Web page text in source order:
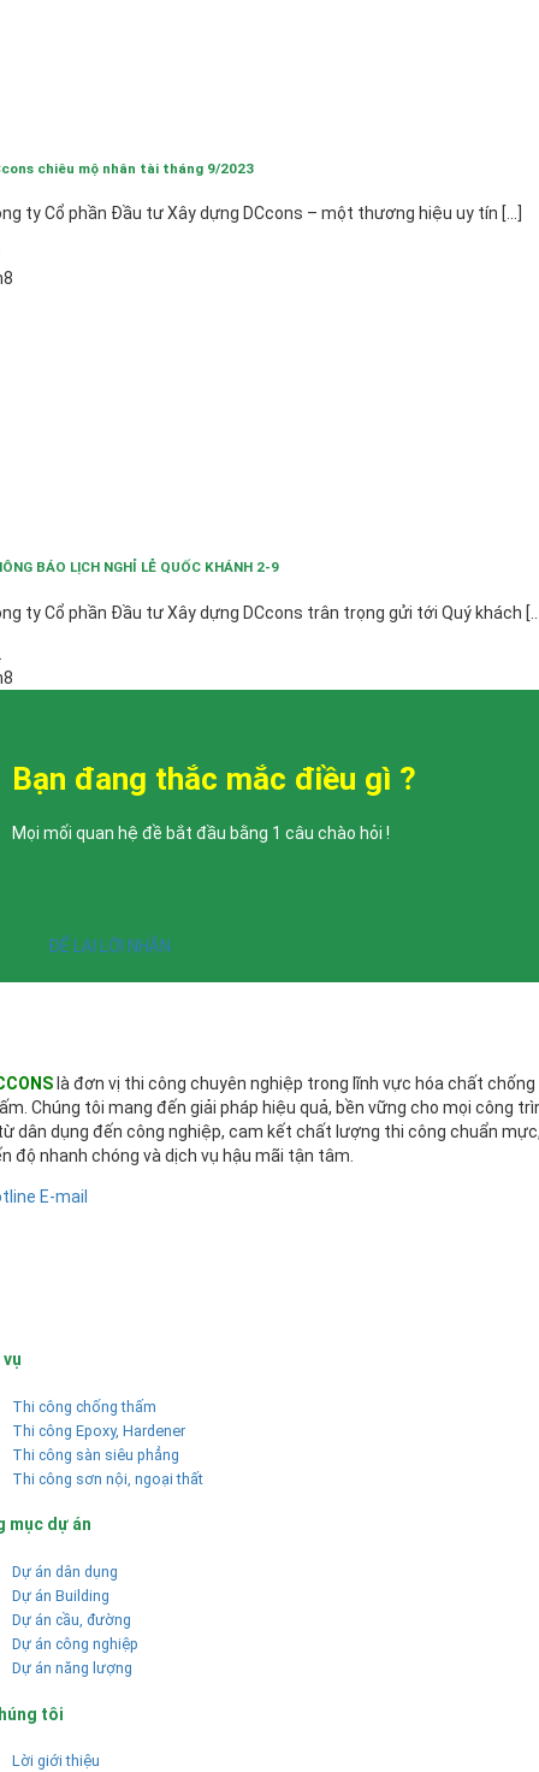
chiêu mộ nhân tài tháng 9/2023
ty Cổ phần Đầu tư Xây dựng DCcons – một thương hiệu uy tín [...]
BÁO LỊCH NGHỈ LỄ QUỐC KHÁNH 2-9
ty Cổ phần Đầu tư Xây dựng DCcons trân trọng gửi tới Quý khách
Bạn đang thắc mắc điều gì ?
Mọi mối quan hệ đề bắt đầu bằng 1 câu chào hỏi !
ĐỂ LẠI LỜI NHẮN
là đơn vị thi công chuyên nghiệp trong lĩnh vực hóa chất chống
Chúng tôi mang đến giải pháp hiệu quả, bền vững cho mọi công
dân dụng đến công nghiệp, cam kết chất lượng thi công chuẩn
độ nhanh chóng và dịch vụ hậu mãi tận tâm.
E-mail
Thi công chống thấm
Thi công Epoxy, Hardener
Thi công sàn siêu phẳng
Thi công sơn nội, ngoại thất
mục dự án
Dự án dân dụng
Dự án Building
Dự án cầu, đường
Dự án công nghiệp
Dự án năng lượng
tôi
Lời giới thiệu